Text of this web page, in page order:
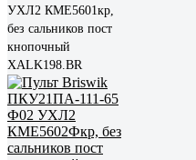
УХЛ2 КМЕ5601кр,
без сальников пост
кнопочный
XALK198.BR